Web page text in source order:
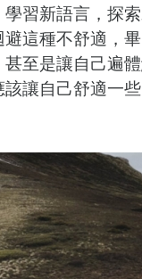
習新語言，探索
這種不舒適，
至是讓自己遍體
讓自己舒適一些